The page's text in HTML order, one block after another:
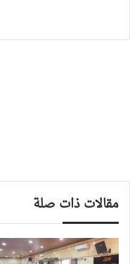
مقالات ذات صلة